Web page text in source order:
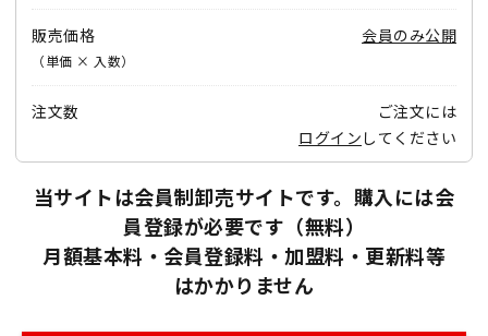
販売価格
（単価 × 入数）
会員のみ公開
注文数
ご注文には
ログイン してください
当サイトは会員制卸売サイトです。購入には会
員登録が必要です（無料）
月額基本料・会員登録料・加盟料・更新料等
はかかりません